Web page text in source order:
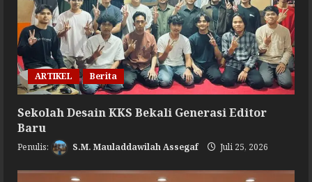
ARTIKEL Berita
Sekolah Desain KKS Bekali Generasi Editor
Baru
S.M. Mauladdawilah Assegaf Juli 25, 2026